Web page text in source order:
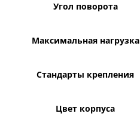
Угол поворота
Максимальная нагрузка
Стандарты крепления
Цвет корпуса